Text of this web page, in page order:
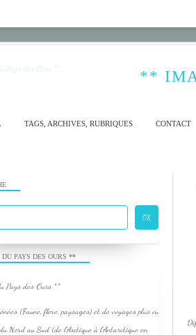
**
TAGS, ARCHIVES, RUBRIQUES CONTACT
PAYS DES OURS **
(Faune, flore, paysages) et de voyages plus ou
Nord au Sud (de l'Arctique à l'Antarctique en